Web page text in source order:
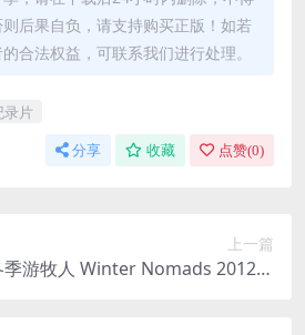
后果自负，请支持购买正版！如若
合法权益，可联系我们进行处理。
录片
分享 收藏 点赞(0)
上一篇
游牧人 Winter Nomads 2012》